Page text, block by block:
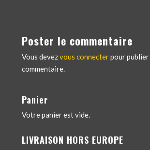
Poster le commentaire
Vous devezvous connecterpour publier
commentaire.
Panier
Votre panier est vide.
LIVRAISON HORS EUROPE